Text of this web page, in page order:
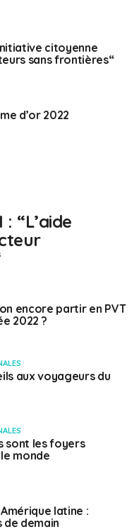
citoyenne
sans frontières“
d’or 2022
“L’aide
encore partir en PVT
2022 ?
aux voyageurs du
sont les foyers
monde
latine :
de demain